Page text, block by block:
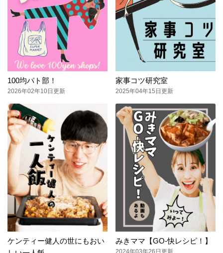
100均パト部！
2026年02年10日更新
家事コツ研究室
2025年04年15日更新
ケンティー健人の世にもおい
みきママ【GO-快レシピ！】